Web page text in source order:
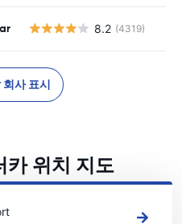
8.2 (4319)
회사 표시
카 위치 지도
기